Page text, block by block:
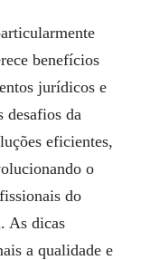
benefícios
jurídicos e
desafios da
eficientes,
o
do
As dicas
a qualidade e